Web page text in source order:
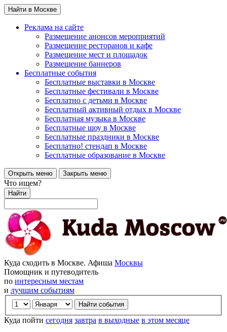
Найти в Москве
Реклама на сайте
Размещение анонсов мероприятий
Размещение ресторанов и кафе
Размещение мест и площадок
Размещение баннеров
Бесплатные события
Бесплатные выставки в Москве
Бесплатные фестивали в Москве
Бесплатно с детьми в Москве
Бесплатный активный отдых в Москве
Бесплатная музыка в Москве
Бесплатные шоу в Москве
Бесплатные праздники в Москве
Бесплатно! стендап в Москве
Бесплатные образование в Москве
Открыть меню Закрыть меню
Что ищем?
Найти
Куда сходить в Москве. Афиша Москвы
Помощник и путеводитель
по интересным местам
и лучшим событиям
Куда пойти сегодня завтра в выходные в этом месяце